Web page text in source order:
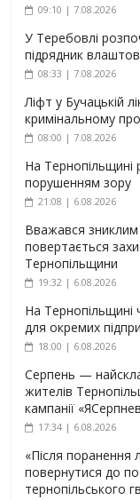
09:10 | 7.08.2026
У Теребовлі
підрядник
08:33 | 7.08.2026
Ліфт у Бучацькій
кримінальному
08:00 | 7.08.2026
На Тернопільщині
порушенням зору
21:08 | 6.08.2026
Вважався
повертається
Тернопільщини
19:32 | 6.08.2026
На Тернопільщині
для окремих
18:00 | 6.08.2026
Серпень —
жителів
кампанії
17:34 | 6.08.2026
«Після поранення
повернутися до
тернопільського